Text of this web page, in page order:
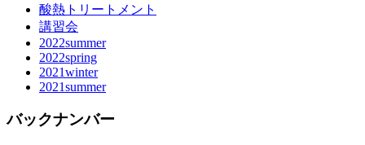
酸熱トリートメント
講習会
2022summer
2022spring
2021winter
2021summer
バックナンバー